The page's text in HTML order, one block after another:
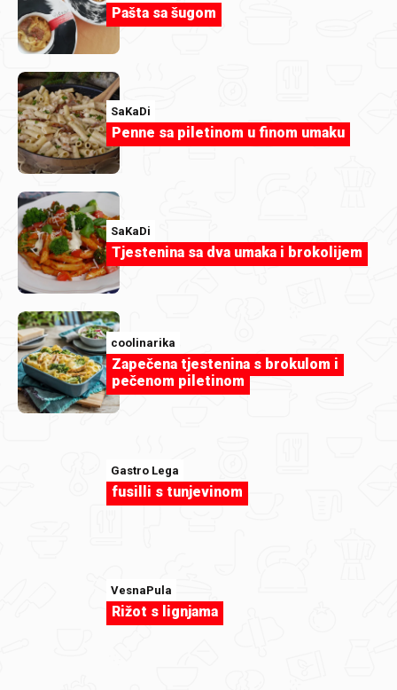
dusa79
Bread and Butter Pudding.jpg
Kanapei.jpg
Pašta sa šugom
SaKaDi
Penne sa piletinom u finom umaku
SaKaDi
Tjestenina sa dva umaka i brokolijem
coolinarika
Zapečena tjestenina s brokulom i
pečenom piletinom
Gastro Lega
fusilli s tunjevinom
VesnaPula
Rižot s lignjama